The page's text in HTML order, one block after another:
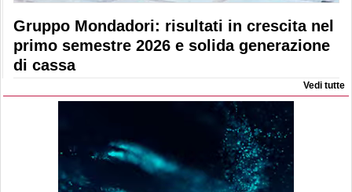
Gruppo Mondadori: risultati in crescita nel
primo semestre 2026 e solida generazione
di cassa
Vedi tutte